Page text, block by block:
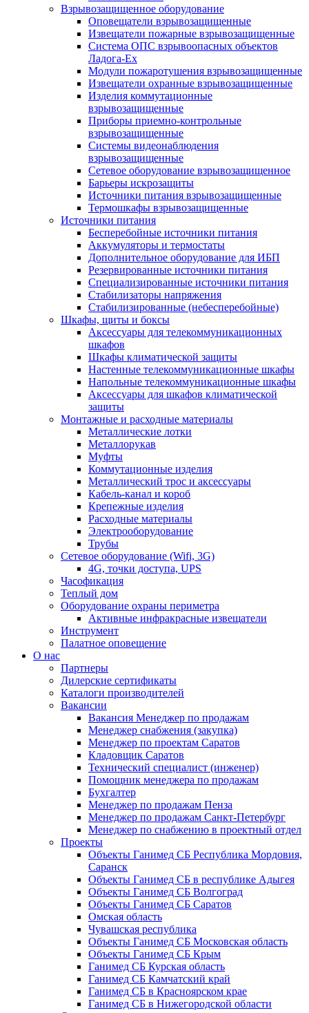
Взрывозащищенное оборудование
Оповещатели взрывозащищенные
Извещатели пожарные взрывозащищенные
Система ОПС взрывоопасных объектов
Ладога-Ex
Модули пожаротушения взрывозащищенные
Извещатели охранные взрывозащищенные
Изделия коммутационные
взрывозащищенные
Приборы приемно-контрольные
взрывозащищенные
Системы видеонаблюдения
взрывозащищенные
Сетевое оборудование взрывозащищенное
Барьеры искрозащиты
Источники питания взрывозащищенные
Термошкафы взрывозащищенные
Источники питания
Бесперебойные источники питания
Аккумуляторы и термостаты
Дополнительное оборудование для ИБП
Резервированные источники питания
Специализированные источники питания
Стабилизаторы напряжения
Стабилизированные (небесперебойные)
Шкафы, щиты и боксы
Аксессуары для телекоммуникационных
шкафов
Шкафы климатической защиты
Настенные телекоммуникационные шкафы
Напольные телекоммуникационные шкафы
Аксессуары для шкафов климатической
защиты
Монтажные и расходные материалы
Металлические лотки
Металлорукав
Муфты
Коммутационные изделия
Металлический трос и аксессуары
Кабель-канал и короб
Крепежные изделия
Расходные материалы
Электрооборудование
Трубы
Сетевое оборудование (Wifi, 3G)
4G, точки доступа, UPS
Часофикация
Теплый дом
Оборудование охраны периметра
Активные инфракрасные извещатели
Инструмент
Палатное оповещение
О нас
Партнеры
Дилерские сертификаты
Каталоги производителей
Вакансии
Вакансия Менеджер по продажам
Менеджер снабжения (закупка)
Менеджер по проектам Саратов
Кладовщик Саратов
Технический специалист (инженер)
Помощник менеджера по продажам
Бухгалтер
Менеджер по продажам Пенза
Менеджер по продажам Санкт-Петербург
Менеджер по снабжению в проектный отдел
Проекты
Объекты Ганимед СБ Республика Мордовия,
Саранск
Объекты Ганимед СБ в республике Адыгея
Объекты Ганимед СБ Волгоград
Объекты Ганимед СБ Саратов
Омская область
Чувашская республика
Объекты Ганимед СБ Московская область
Объекты Ганимед СБ Крым
Ганимед СБ Курская область
Ганимед СБ Камчатский край
Ганимед СБ в Красноярском крае
Ганимед СБ в Нижегородской области